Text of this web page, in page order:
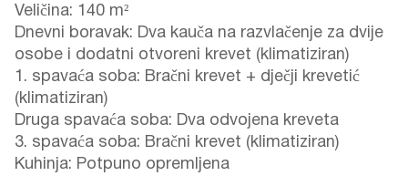
Veličina: 140 m²
Dnevni boravak: Dva kauča na razvlačenje za dvije
osobe i dodatni otvoreni krevet (klimatiziran)
1. spavaća soba: Bračni krevet + dječji krevetić
(klimatiziran)
Druga spavaća soba: Dva odvojena kreveta
3. spavaća soba: Bračni krevet (klimatiziran)
Kuhinja: Potpuno opremljena